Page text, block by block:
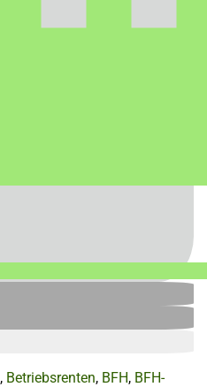
, Betriebsrenten, BFH, BFH-